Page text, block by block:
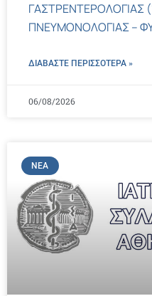
ΓΑΣΤΡΕΝΤΕΡΟΛΟΓΙΑΣ
ΠΝΕΥΜΟΝΟΛΟΓΙΑΣ –
ΔΙΑΒΑΣΤΕ ΠΕΡΙΣΣΌΤΕΡΑ »
06/08/2026
ΝΈΑ